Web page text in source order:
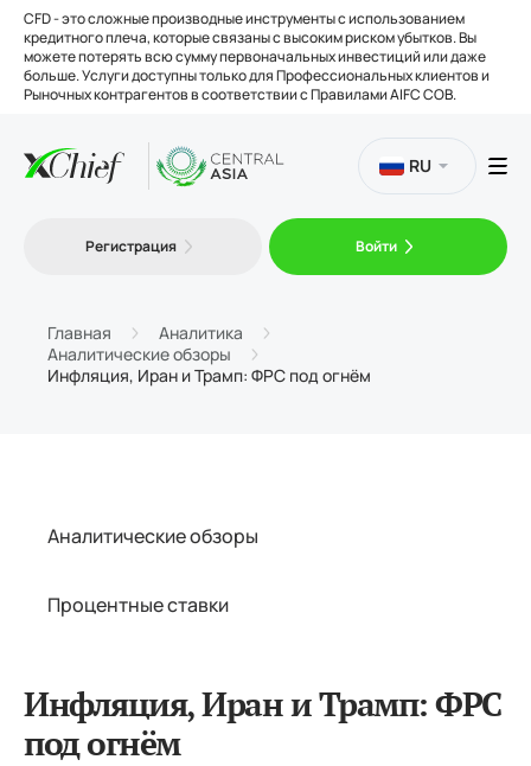
CFD - это сложные производные инструменты с использованием
кредитного плеча, которые связаны с высоким риском убытков. Вы
можете потерять всю сумму первоначальных инвестиций или даже
больше. Услуги доступны только для Профессиональных клиентов и
Рыночных контрагентов в соответствии с Правилами AIFC COB.
Торговля
Инструменты
RU
Регистрация Войти
Главная
Аналитика
Аналитические обзоры
Инфляция, Иран и Трамп: ФРС под огнём
Аналитические обзоры
Процентные ставки
Инфляция, Иран и Трамп: ФРС
под огнём